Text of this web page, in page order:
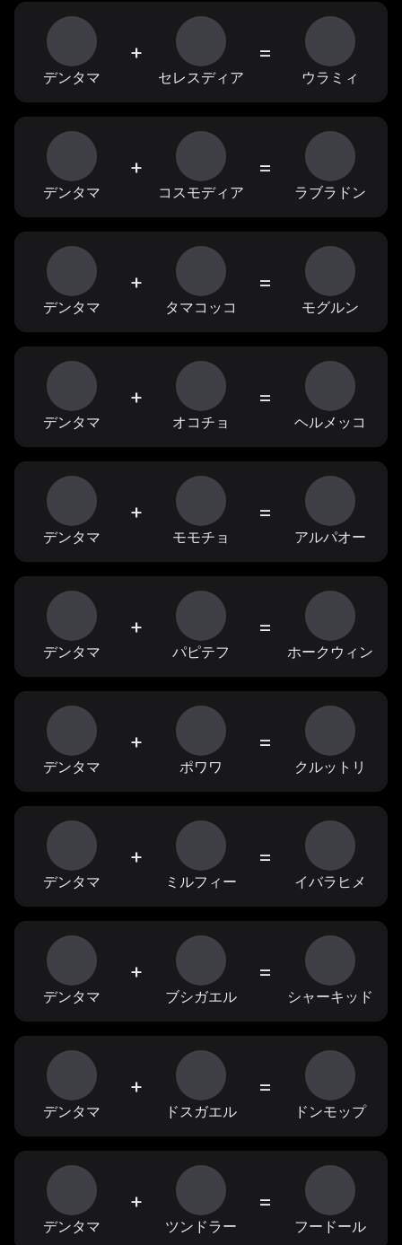
デンタマ
+
セレスディア
=
ウラミィ
デンタマ
+
コスモディア
=
ラブラドン
デンタマ
+
タマコッコ
=
モグルン
デンタマ
+
オコチョ
=
ヘルメッコ
デンタマ
+
モモチョ
=
アルパオー
デンタマ
+
パピテフ
=
ホークウィン
デンタマ
+
ポワワ
=
クルットリ
デンタマ
+
ミルフィー
=
イバラヒメ
デンタマ
+
ブシガエル
=
シャーキッド
デンタマ
+
ドスガエル
=
ドンモップ
デンタマ
+
ツンドラー
=
フードール